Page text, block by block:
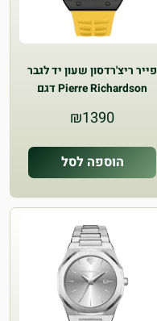
פייר ריצ'רדסון שעון יד לגבר
Pierre Richardson דגם
₪1390
הוספה לסל